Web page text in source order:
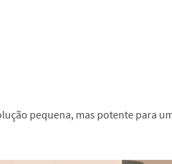
pequena, mas potente para